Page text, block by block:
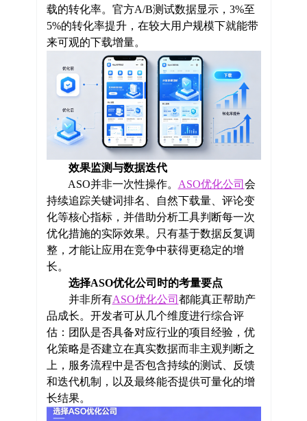
载的转化率。官方A/B测试数据显示，3%至
5%的转化率提升，在较大用户规模下就能带
来可观的下载增量。
效果监测与数据迭代
ASO并非一次性操作。 ASO优化公司 会
持续追踪关键词排名、自然下载量、评论变
化等核心指标，并借助分析工具判断每一次
优化措施的实际效果。只有基于数据反复调
整，才能让应用在竞争中获得更稳定的增
长。
选择ASO优化公司时的考量要点
并非所有ASO优化公司 都能真正帮助产
品成长。开发者可从几个维度进行综合评
估：团队是否具备对应行业的项目经验，优
化策略是否建立在真实数据而非主观判断之
上，服务流程中是否包含持续的测试、反馈
和迭代机制，以及最终能否提供可量化的增
长结果。